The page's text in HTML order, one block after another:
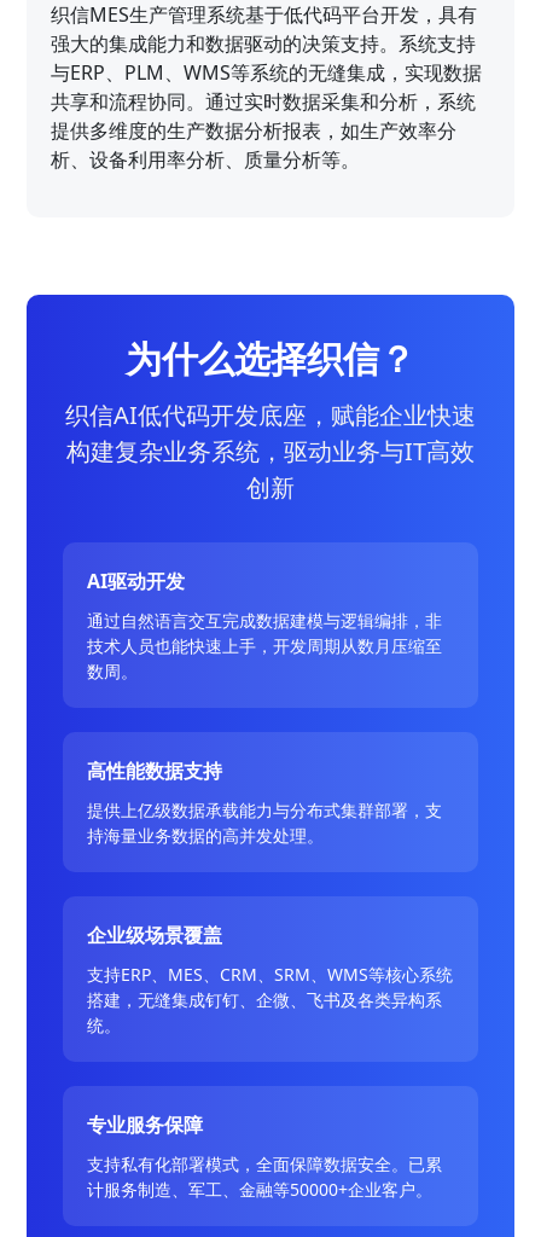
织信MES生产管理系统基于低代码平台开发，具有
强大的集成能力和数据驱动的决策支持。系统支持
与ERP、PLM、WMS等系统的无缝集成，实现数据
共享和流程协同。通过实时数据采集和分析，系统
提供多维度的生产数据分析报表，如生产效率分
析、设备利用率分析、质量分析等。
为什么选择织信？
织信AI低代码开发底座，赋能企业快速
构建复杂业务系统，驱动业务与IT高效
创新
AI驱动开发
通过自然语言交互完成数据建模与逻辑编排，非
技术人员也能快速上手，开发周期从数月压缩至
数周。
高性能数据支持
提供上亿级数据承载能力与分布式集群部署，支
持海量业务数据的高并发处理。
企业级场景覆盖
支持ERP、MES、CRM、SRM、WMS等核心系统
搭建，无缝集成钉钉、企微、飞书及各类异构系
统。
专业服务保障
支持私有化部署模式，全面保障数据安全。已累
计服务制造、军工、金融等50000+企业客户。